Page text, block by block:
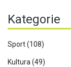
Kategorie
Sport(108)
Kultura(49)